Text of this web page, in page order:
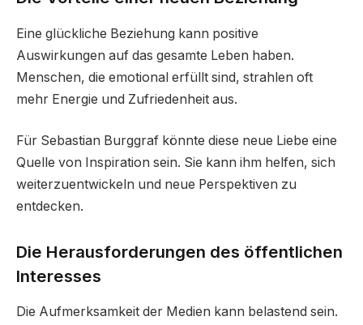
Eine glückliche Beziehung kann positive
Auswirkungen auf das gesamte Leben haben.
Menschen, die emotional erfüllt sind, strahlen oft
mehr Energie und Zufriedenheit aus.
Für Sebastian Burggraf könnte diese neue Liebe eine
Quelle von Inspiration sein. Sie kann ihm helfen, sich
weiterzuentwickeln und neue Perspektiven zu
entdecken.
Die Herausforderungen des öffentlichen
Interesses
Die Aufmerksamkeit der Medien kann belastend sein.